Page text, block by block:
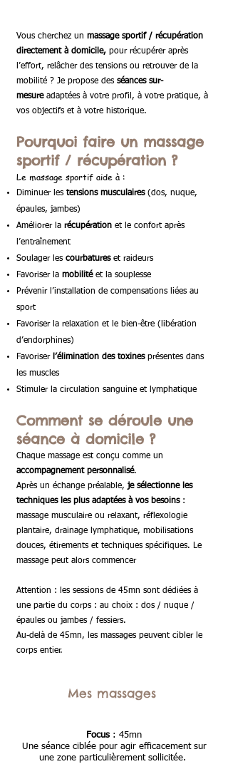
Vous cherchez un massage sportif / récupération
directement à domicile, pour récupérer après
l’effort, relâcher des tensions ou retrouver de la
mobilité ? Je propose des séances sur-
mesureadaptées à votre profil, à votre pratique, à
vos objectifs et à votre historique.
Pourquoi faire un massage
sportif / récupération ?
Le massage sportif aide à :
Diminuer les tensions musculaires(dos, nuque,
épaules, jambes)
Améliorer la récupération et le confort après
l’entraînement
Soulager les courbatureset raideurs
Favoriser la mobilitéet la souplesse
Prévenir l’installation de compensations liées au
sport
Favoriser la relaxation et le bien-être (libération
d’endorphines)
Favoriser l’élimination des toxinesprésentes dans
les muscles
Stimuler la circulation sanguine et lymphatique
Comment se déroule une
séance à domicile ?
Chaque massage est conçu comme un
accompagnement personnalisé.
Après un échange préalable, je sélectionne les
techniques les plus adaptées à vos besoins:
massage musculaire ou relaxant, réflexologie
plantaire, drainage lymphatique, mobilisations
douces, étirements et techniques spécifiques. Le
massage peut alors commencer
Attention : les sessions de 45mn sont dédiées à
une partie du corps : au choix : dos / nuque /
épaules ou jambes / fessiers.
Au-delà de 45mn, les massages peuvent cibler le
corps entier.
Mes massages
Focus : 45mn
Une séance ciblée pour agir efficacement sur
une zone particulièrement sollicitée.